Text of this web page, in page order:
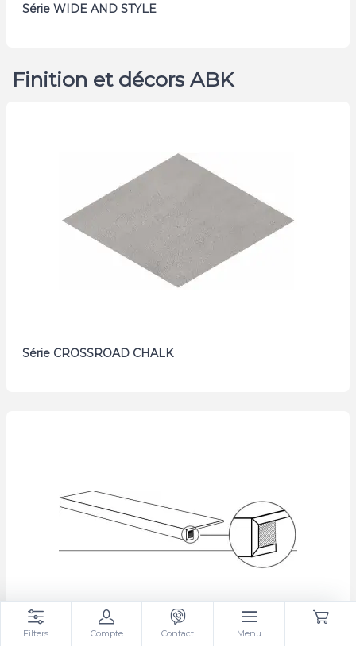
Série WIDE AND STYLE
Finition et décors ABK
Série CROSSROAD CHALK
Filters Compte Contact Menu